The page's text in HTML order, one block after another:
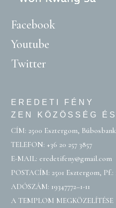
Facebook
Youtube
Twitter
EREDETI FÉNY
ZEN KÖZÖSSÉG
CÍM: 2500 Esztergom,
TELEFON:+36 20 257 3857
E-MAIL: eredetifeny@gmail.com
POSTACÍM: 2501 Esztergom, Pf.:
ADÓSZÁM: 19347772–1-11
A TEMPLOM MEGKÖZELÍTÉSE